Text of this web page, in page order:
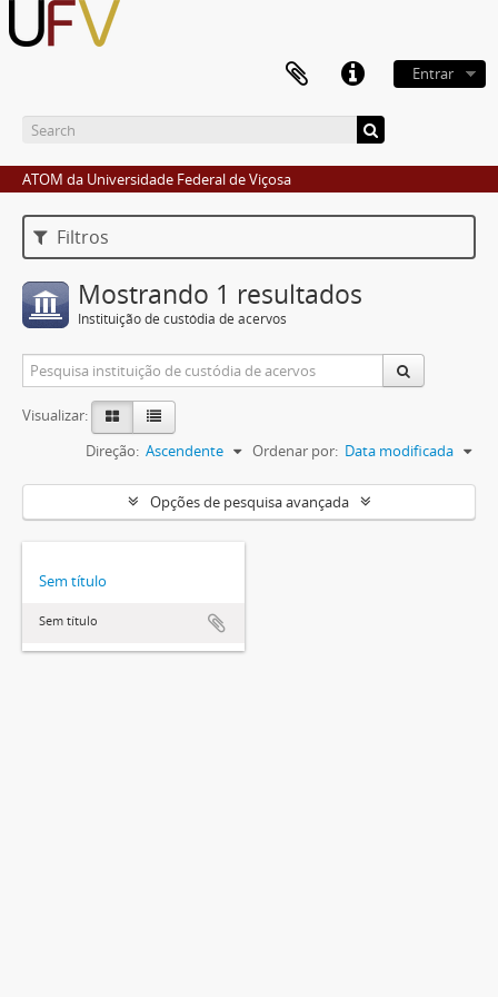
Entrar
ATOM da Universidade Federal de Viçosa
Filtros
Mostrando 1 resultados
Instituição de custódia de acervos
Visualizar:
Ordenar por: Data modificada
Direção: Ascendente
Opções de pesquisa avançada
Sem título
Sem título